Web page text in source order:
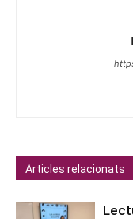
Articles relacionats